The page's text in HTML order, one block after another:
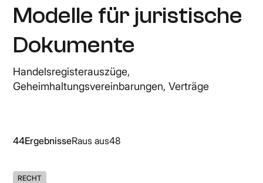
Modelle für juristische
Dokumente
Handelsregisterauszüge,
Geheimhaltungsvereinbarungen, Verträge
44ErgebnisseRaus aus48
RECHT